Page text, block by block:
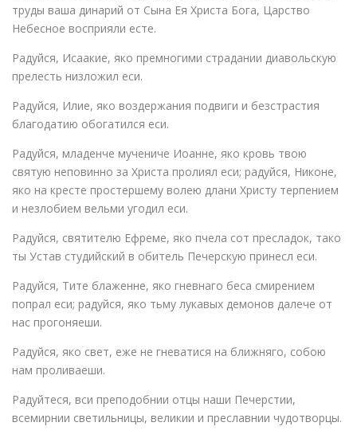
труды ваша динарий от Сына Ея Христа Бога, Царство
Небесное восприяли есте.
Радуйся, Исаакие, яко премногими страдании диавольскую
прелесть низложил еси.
Радуйся, Илие, яко воздержания подвиги и безстрастия
благодатию обогатился еси.
Радуйся, младенче мучениче Иоанне, яко кровь твою
святую неповинно за Христа пролиял еси; радуйся, Никоне,
яко на кресте простершему волею длани Христу терпением
и незлобием вельми угодил еси.
Радуйся, святителю Ефреме, яко пчела сот пресладок, тако
ты Устав студийский в обитель Печерскую принесл еси.
Радуйся, Тите блаженне, яко гневнаго беса смирением
попрал еси; радуйся, яко тьму лукавых демонов далече от
нас прогоняеши.
Радуйся, яко свет, еже не гневатися на ближняго, собою
нам проливаеши.
Радуйтеся, вси преподобнии отцы наши Печерстии,
всемирнии светильницы, великии и преславнии чудотворцы.